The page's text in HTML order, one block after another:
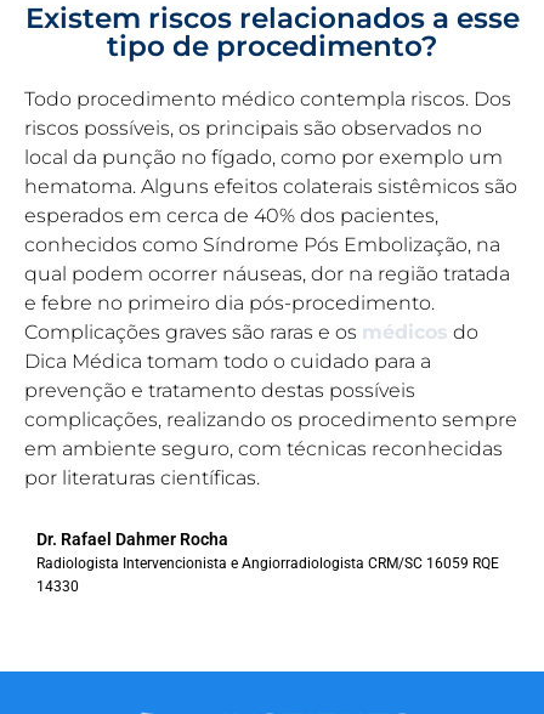
Existem riscos relacionados a esse
tipo de procedimento?
Todo procedimento médico contempla riscos. Dos
riscos possíveis, os principais são observados no
local da punção no fígado, como por exemplo um
hematoma. Alguns efeitos colaterais sistêmicos são
esperados em cerca de 40% dos pacientes,
conhecidos como Síndrome Pós Embolização, na
qual podem ocorrer náuseas, dor na região tratada
e febre no primeiro dia pós-procedimento.
Complicações graves são raras e os médicos do
Dica Médica tomam todo o cuidado para a
prevenção e tratamento destas possíveis
complicações, realizando os procedimento sempre
em ambiente seguro, com técnicas reconhecidas
por literaturas científicas.
Dr. Rafael Dahmer Rocha
Radiologista Intervencionista e Angiorradiologista CRM/SC 16059 RQE
14330